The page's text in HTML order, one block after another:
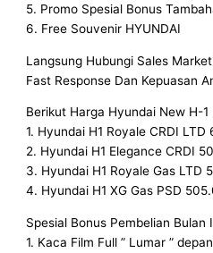
5. Promo Spesial Bonus
6. Free Souvenir HYUNDAI
Langsung Hubungi Sales
Fast Response Dan Kepuasan
Berikut Harga Hyundai New H-1
1. Hyundai H1 Royale CRDI
2. Hyundai H1 Elegance CRDI
3. Hyundai H1 Royale Gas LTD
4. Hyundai H1 XG Gas PSD
Spesial Bonus Pembelian Bulan
1. Kaca Film Full ” Lumar ”